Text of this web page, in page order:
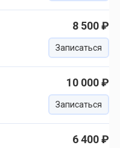
8 500 ₽
Записаться
10 000 ₽
Записаться
6 400 ₽